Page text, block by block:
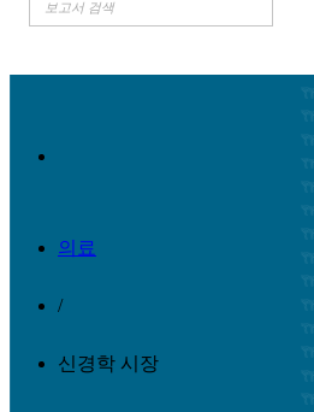
의료
/
신경학 시장